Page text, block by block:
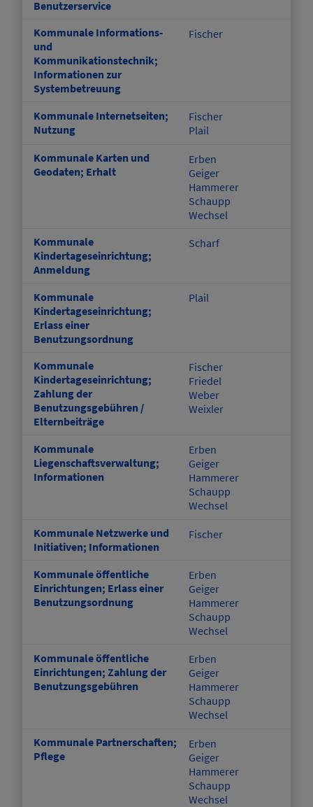
Benutzerservice
Kommunale Informations-
und
Kommunikationstechnik;
Informationen zur
Systembetreuung
Fischer
Kommunale Internetseiten;
Nutzung
Fischer
Plail
Kommunale Karten und
Geodaten; Erhalt
Erben
Geiger
Hammerer
Schaupp
Wechsel
Kommunale
Kindertageseinrichtung;
Anmeldung
Scharf
Kommunale
Kindertageseinrichtung;
Erlass einer
Benutzungsordnung
Plail
Kommunale
Kindertageseinrichtung;
Zahlung der
Benutzungsgebühren /
Elternbeiträge
Fischer
Friedel
Weber
Weixler
Kommunale
Liegenschaftsverwaltung;
Informationen
Erben
Geiger
Hammerer
Schaupp
Wechsel
Kommunale Netzwerke und
Initiativen; Informationen
Fischer
Kommunale öffentliche
Einrichtungen; Erlass einer
Benutzungsordnung
Erben
Geiger
Hammerer
Schaupp
Wechsel
Kommunale öffentliche
Einrichtungen; Zahlung der
Benutzungsgebühren
Erben
Geiger
Hammerer
Schaupp
Wechsel
Kommunale Partnerschaften;
Pflege
Erben
Geiger
Hammerer
Schaupp
Wechsel